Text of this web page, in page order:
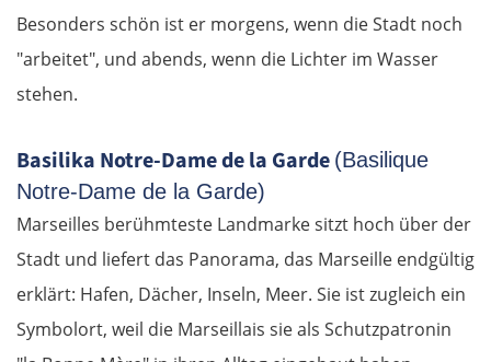
Besonders schön ist er morgens, wenn die Stadt noch
"arbeitet", und abends, wenn die Lichter im Wasser
stehen.
Basilika Notre-Dame de la Garde (Basilique
Notre-Dame de la Garde)
Marseilles berühmteste Landmarke sitzt hoch über der
Stadt und liefert das Panorama, das Marseille endgültig
erklärt: Hafen, Dächer, Inseln, Meer. Sie ist zugleich ein
Symbolort, weil die Marseillais sie als Schutzpatronin